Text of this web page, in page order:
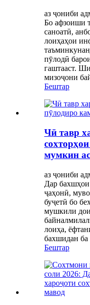
аз ҷониби
Бо афзоиши
саноатӣ,
лоиҳаҳои
пӯлодӣ
гаштааст.
мизоҷони
Бештар
Чӣ тавр
мумкин
аз ҷониби
Дар
ҷаҳонӣ,
буҷетӣ бо
мушкили
лоиҳа,
бахшидан ба
Бештар